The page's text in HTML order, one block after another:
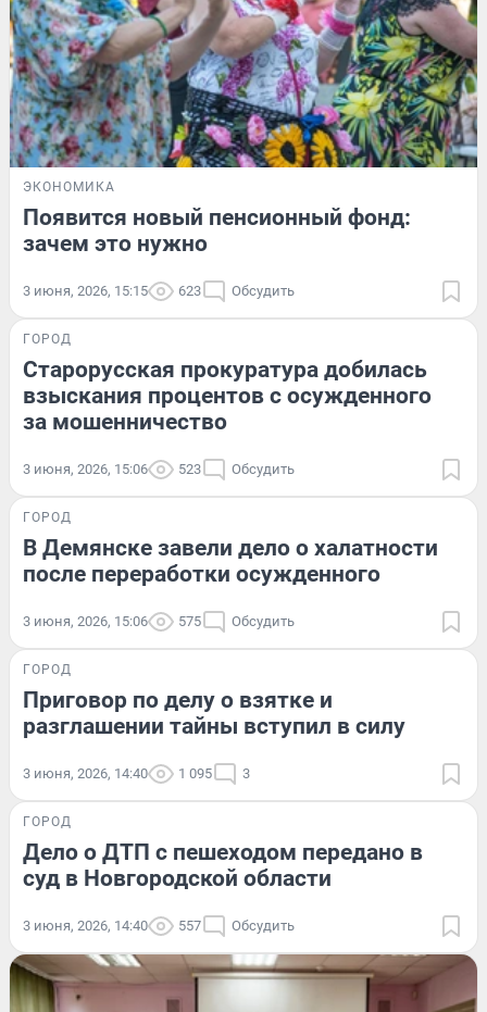
ЭКОНОМИКА
Появится новый пенсионный фонд:
зачем это нужно
3 июня, 2026, 15:15 623 Обсудить
ГОРОД
Старорусская прокуратура добилась
взыскания процентов с осужденного
за мошенничество
3 июня, 2026, 15:06 523 Обсудить
ГОРОД
В Демянске завели дело о халатности
после переработки осужденного
3 июня, 2026, 15:06 575 Обсудить
ГОРОД
Приговор по делу о взятке и
разглашении тайны вступил в силу
3 июня, 2026, 14:40 1 095 3
ГОРОД
Дело о ДТП с пешеходом передано в
суд в Новгородской области
3 июня, 2026, 14:40 557 Обсудить